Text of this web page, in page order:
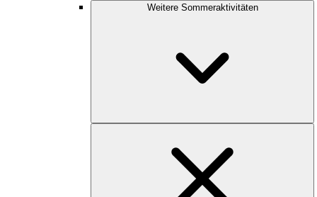
Weitere Sommeraktivitäten